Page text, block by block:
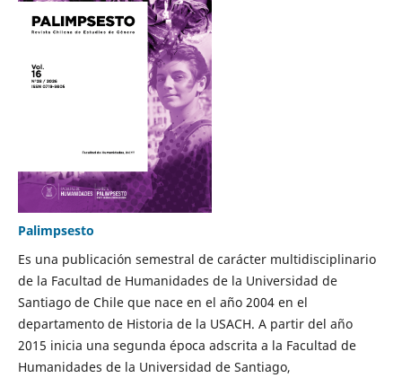
Palimpsesto
Es una publicación semestral de carácter multidisciplinario
de la Facultad de Humanidades de la Universidad de
Santiago de Chile que nace en el año 2004 en el
departamento de Historia de la USACH. A partir del año
2015 inicia una segunda época adscrita a la Facultad de
Humanidades de la Universidad de Santiago,